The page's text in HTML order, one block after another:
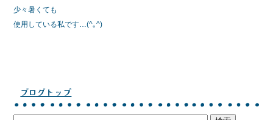
少々暑くても
使用している私です…(^｡^)
ブログトップ